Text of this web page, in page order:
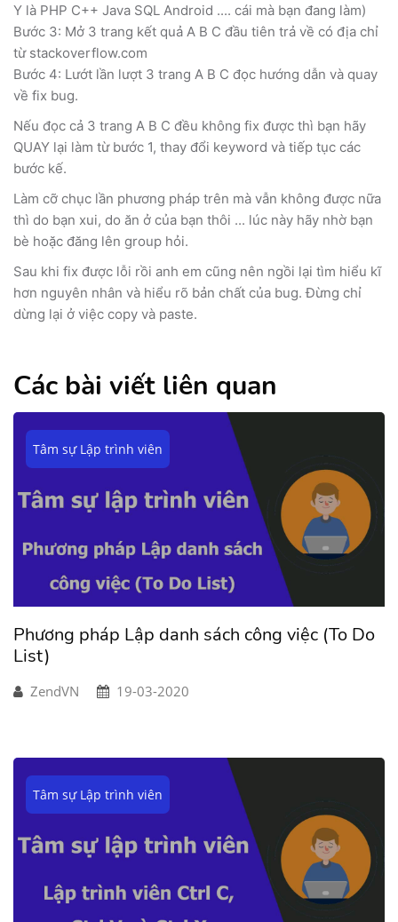
Y là PHP C++ Java SQL Android .... cái mà bạn đang làm)
Bước 3: Mở 3 trang kết quả A B C đầu tiên trả về có địa chỉ
từ stackoverflow.com
Bước 4: Lướt lần lượt 3 trang A B C đọc hướng dẫn và quay
về fix bug.
Nếu đọc cả 3 trang A B C đều không fix được thì bạn hãy
QUAY lại làm từ bước 1, thay đổi keyword và tiếp tục các
bước kế.
Làm cỡ chục lần phương pháp trên mà vẫn không được nữa
thì do bạn xui, do ăn ở của bạn thôi ... lúc này hãy nhờ bạn
bè hoặc đăng lên group hỏi.
Sau khi fix được lỗi rồi anh em cũng nên ngồi lại tìm hiểu kĩ
hơn nguyên nhân và hiểu rõ bản chất của bug. Đừng chỉ
dừng lại ở việc copy và paste.
Các bài viết liên quan
Tâm sự Lập trình viên
Phương pháp Lập danh sách công việc (To Do
List)
ZendVN 19-03-2020
Tâm sự Lập trình viên